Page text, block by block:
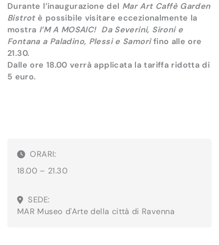
Durante l’inaugurazione del Mar Art Caffè Garden
Bistrotè possibile visitare eccezionalmente la
mostra I’M A MOSAIC! Da Severini, Sironi e
Fontana a Paladino, Plessi e Samorìfino alle ore
21.30.
Dalle ore 18.00 verrà applicata la tariffa ridotta di
5 euro.
ORARI:
18.00 – 21.30
SEDE:
MAR Museo d'Arte della città di Ravenna